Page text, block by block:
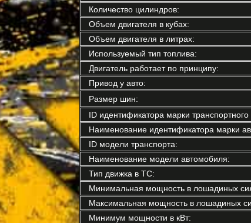
Количество цилиндров:
Объем двигателя в кубах:
Объем двигателя в литрах:
Используемый тип топлива:
Двигатель работает по принципу:
Привод у авто:
Размер шин:
ID идентификатора марки транспортного
Наименование идентификатора марки
ID модели транспорта:
Наименование модели автомобиля:
Тип движка в ТС:
Минимальная мощность в лошадиных
Максимальная мощность в лошадиных
Минимум мощности в кВт: